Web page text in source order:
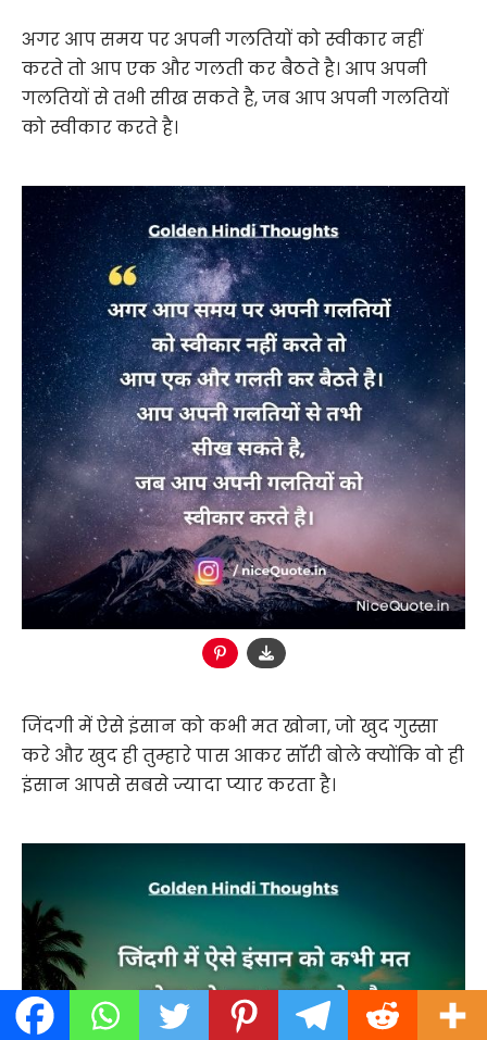
अगर आप समय पर अपनी गलतियों को स्वीकार नहीं
करते तो आप एक और गलती कर बैठते है। आप अपनी
गलतियों से तभी सीख सकते है, जब आप अपनी गलतियों
को स्वीकार करते है।
जिंदगी में ऐसे इंसान को कभी मत खोना, जो खुद गुस्सा
करे और खुद ही तुम्हारे पास आकर सॉरी बोले क्योंकि वो ही
इंसान आपसे सबसे ज्यादा प्यार करता है।